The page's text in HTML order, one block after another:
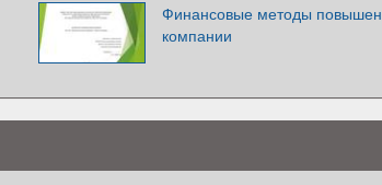
Финансовые методы
компании